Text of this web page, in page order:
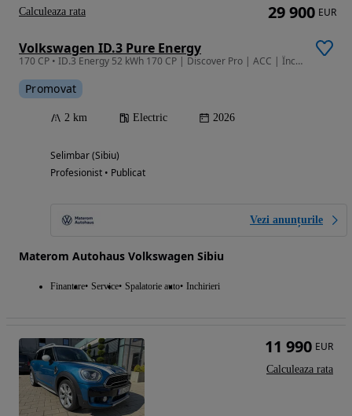
Volkswagen ID.3 Pure Energy
170 CP • ID.3 Energy 52 kWh 170 CP | Discover Pro | ACC | Încălzire în Scaune
Promovat
2 km Electric 2026
Selimbar (Sibiu)
Profesionist • Publicat
Vezi anunțurile
Materom Autohaus Volkswagen Sibiu
Finantare Service Spalatorie auto Inchirieri
29 900 EUR
Calculeaza rata
11 990 EUR
Calculeaza rata